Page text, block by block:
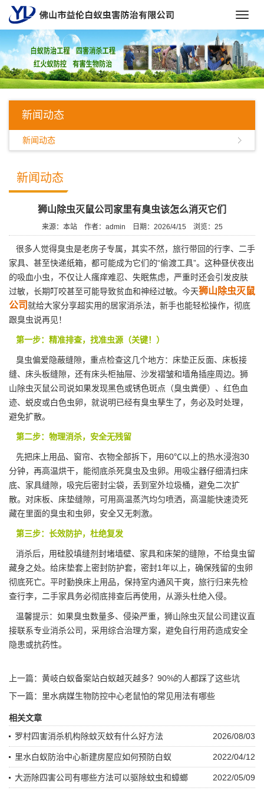
新闻动态
新闻动态
新闻动态
狮山除虫灭鼠公司家里有臭虫该怎么消灭它们
来源：本站 作者：admin 日期：2026/4/15 浏览： 25
很多人觉得臭虫是老房子专属，其实不然，旅行带回的行李、二手
家具、甚至快递纸箱，都可能成为它们的“偷渡工具”。这种昼伏夜出
的吸血小虫，不仅让人瘙痒难忍、失眠焦虑，严重时还会引发皮肤
过敏，长期叮咬甚至可能导致贫血和神经过敏。今天狮山除虫灭鼠
公司就给大家分享超实用的居家消杀法，新手也能轻松操作，彻底
跟臭虫说再见！
第一步：精准排查，找准虫源（关键！）
臭虫偏爱隐蔽缝隙，重点检查这几个地方：床垫正反面、床板接
缝、床头板缝隙，还有床头柜抽屉、沙发褶皱和墙角插座周边。狮
山除虫灭鼠公司说如果发现黑色或锈色斑点（臭虫粪便）、红色血
迹、蜕皮或白色虫卵，就说明已经有臭虫孳生了，务必及时处理，
避免扩散。
第二步：物理消杀，安全无残留
先把床上用品、窗帘、衣物全部拆下，用60℃以上的热水浸泡30
分钟，再高温烘干，能彻底杀死臭虫及虫卵。用吸尘器仔细清扫床
底、家具缝隙，吸完后密封尘袋，丢到室外垃圾桶，避免二次扩
散。对床板、床垫缝隙，可用高温蒸汽均匀喷洒，高温能快速烫死
藏在里面的臭虫和虫卵，安全又无刺激。
第三步：长效防护，杜绝复发
消杀后，用硅胶填缝剂封堵墙壁、家具和床架的缝隙，不给臭虫留
藏身之处。给床垫套上密封防护套，密封1年以上，确保残留的虫卵
彻底死亡。平时勤换床上用品，保持室内通风干爽，旅行归来先检
查行李，二手家具务必彻底排查后再使用，从源头杜绝入侵。
温馨提示：如果臭虫数量多、侵染严重，狮山除虫灭鼠公司建议直
接联系专业消杀公司，采用综合治理方案，避免自行用药造成安全
隐患或抗药性。
上一篇： 黄岐白蚁备案站白蚁越灭越多？90%的人都踩了这些坑
下一篇： 里水病媒生物防控中心老鼠怕的常见用法有哪些
相关文章
2026/08/03
罗村四害消杀机构除蚊灭蚊有什么好方法
2022/04/12
里水白蚁防治中心新建房屋应如何预防白蚁
2022/05/09
大沥除四害公司有哪些方法可以驱除蚊虫和蟑螂